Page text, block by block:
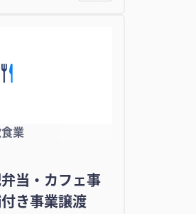
業
当・カフェ事
き事業譲渡